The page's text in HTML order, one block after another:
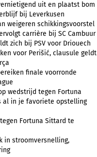
uit en plaatst bom
bij Leverkusen
weigeren schikkingsvoorstel
carrière bij SC Cambuur
zich bij PSV voor Driouech
voor Perišić, clausule geldt
finale voorronde
wedstrijd tegen Fortuna
al in je favoriete opstelling
Fortuna Sittard te
in stroomversnelling,